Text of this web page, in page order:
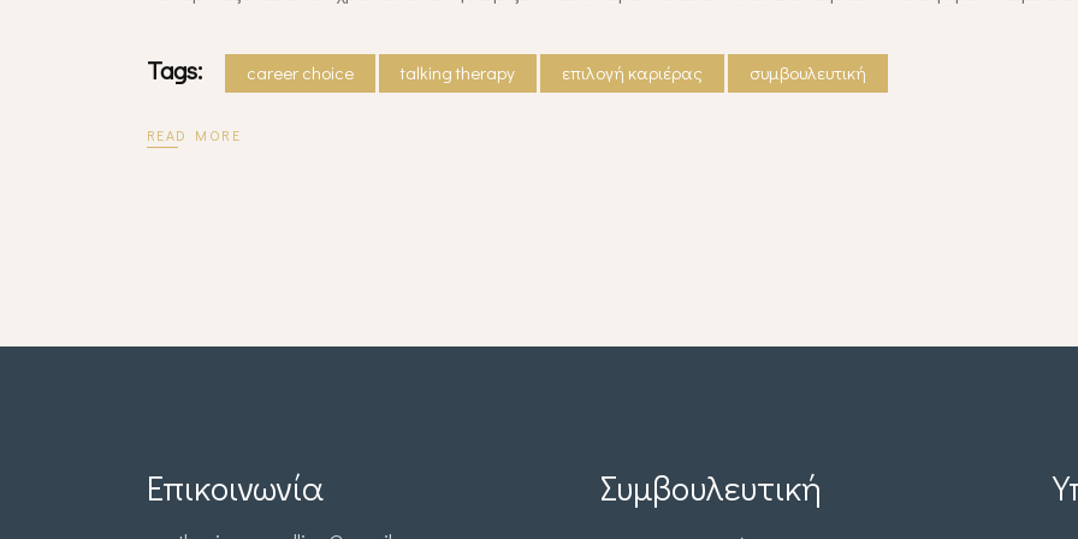
Tags: career choice talking therapy επιλογή καριέρας συμβουλευτική
READ MORE
Επικοινωνία Συμβουλευτική